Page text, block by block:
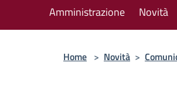
Amministrazione Novità
Home > Novità >